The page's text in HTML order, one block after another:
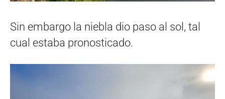
Sin embargo la niebla dio paso al sol, tal
cual estaba pronosticado.